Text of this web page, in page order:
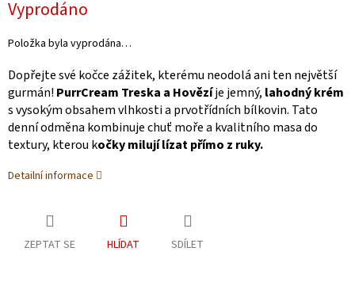
cena:
Vyprodáno
Položka byla vyprodána…
Dopřejte své kočce zážitek, kterému neodolá ani ten největší
gurmán! PurrCream Treska a Hovězíje jemný, lahodný krém
s vysokým obsahem vlhkosti a prvotřídních bílkovin. Tato
denní odměna kombinuje chuť moře a kvalitního masa do
textury, kterou kočky milují lízat přímo z ruky.
Detailní informace
ZEPTAT SE HLÍDAT SDÍLET